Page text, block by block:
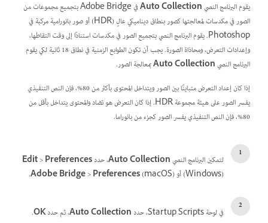
يقوم البرنامج النصيAuto Collection
في Adobe Bridge بتجميع مجموعات من
الصور في مكدسات لمعالجتها كصور بنطاق ديناميكي عالٍ (HDR) أو صور بانورامية مركبة في
Photoshop. يقوم البرنامج النصي بتجميع الصور في مكدسات استنادًا إلى وقت التقاطها،
وإعدادات التعرض، ومحاذاة الصورة. يجب أن تكون الطوابع الزمنية في نطاق 18 ثانية لكي يقوم
البرنامج النصيAuto Collectionبمعالجة الصور.
إذا كان إعداد التعرض متباينًا بين الصور ويتداخل المحتوى بأكثر من 80%، فإن النص التنفيذي
يفسر الصور على هيئة مجموعة HDR. إذا كان التعرض هو تضاد والمحتوى يتداخل بأقل من
80%، فإن النص التنفيذي يفسر الصور كجزء من بانوراما.
لتمكين البرنامج النصيAuto Collection، حدد Edit>Preferences
(Windows) أو
Adobe Bridge>Preferences(macOS).
في لوحة Startup Scripts، حدد Auto Collection، ثم حددOK
.